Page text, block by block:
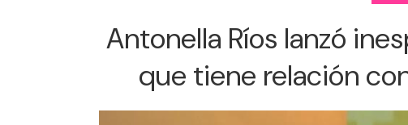
Antonella Ríos lanzó
que tiene relación